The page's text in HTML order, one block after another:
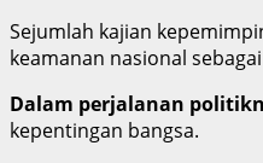
Sejumlah kajian
keamanan nasional
Dalam perjalanan
kepentingan bangsa.